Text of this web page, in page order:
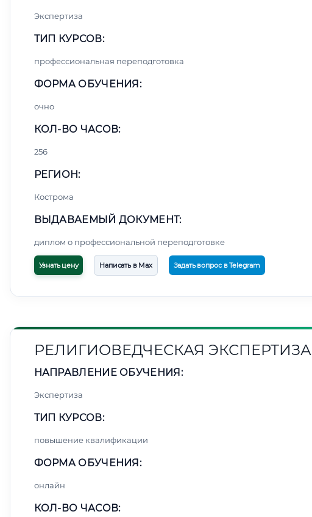
Экспертиза
ТИП КУРСОВ:
профессиональная переподготовка
ФОРМА ОБУЧЕНИЯ:
очно
КОЛ-ВО ЧАСОВ:
256
РЕГИОН:
Кострома
ВЫДАВАЕМЫЙ ДОКУМЕНТ:
диплом о профессиональной переподготовке
Узнать цену Написать в Max Задать вопрос в Telegram
РЕЛИГИОВЕДЧЕСКАЯ ЭКСПЕРТИЗА
НАПРАВЛЕНИЕ ОБУЧЕНИЯ:
Экспертиза
ТИП КУРСОВ:
повышение квалификации
ФОРМА ОБУЧЕНИЯ:
онлайн
КОЛ-ВО ЧАСОВ: